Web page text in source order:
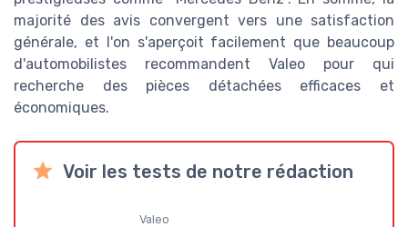
majorité des avis convergent vers une satisfaction
générale, et l'on s'aperçoit facilement que beaucoup
d'automobilistes recommandent Valeo pour qui
recherche des pièces détachées efficaces et
économiques.
Voir les tests de notre rédaction
Valeo